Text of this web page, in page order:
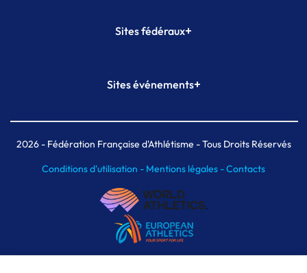
Sites fédéraux+
Plateforme Formation
Sites événements+
Meeting de Paris indoor
MAIF Ekiden de Paris
2026- Fédération Française d'Athlétisme - Tous Droits Réservés
Conditions d'utilisation - Mentions légales -Contacts